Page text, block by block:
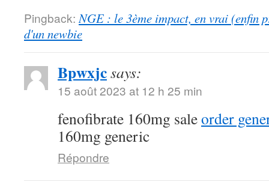
Pingback: NGE : le 3ème impact, en vrai (enfin
d'un newbie
Bpwxjcsays:
15 août 2023 at 12 h 25 min
fenofibrate 160mg saleorder
160mg generic
Répondre